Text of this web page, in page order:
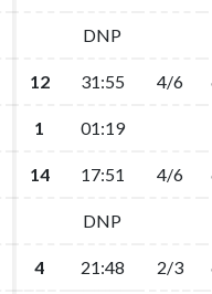
DNP
12 31:55 4/6
1 01:19
14 17:51 4/6
DNP
4 21:48 2/3
DNP
12 31:55 4/6
1 01:19
14 17:51 4/6
DNP
4 21:48 2/3